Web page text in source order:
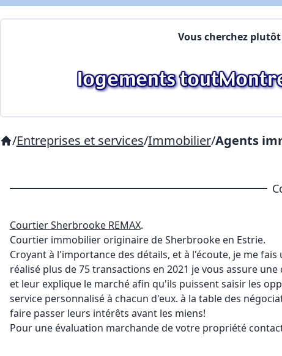
Vous cherchez
/Entreprises et services/Immobilier/Agents
Courtier Sherbrooke REMAX.
Courtier immobilier originaire de Sherbrooke en Estrie.
Croyant à l'importance des détails, et à l'écoute, je me
réalisé plus de 75 transactions en 2021 je vous assure
et leur explique le marché afin qu'ils puissent saisir les
service personnalisé à chacun d'eux. à la table des
faire passer leurs intérêts avant les miens!
Pour une évaluation marchande de votre propriété
Commentaires: